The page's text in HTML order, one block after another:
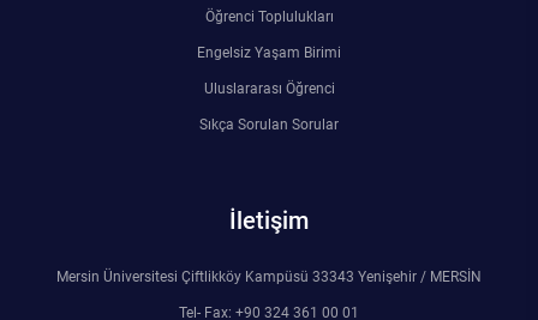
Öğrenci Toplulukları
Engelsiz Yaşam Birimi
Uluslararası Öğrenci
Sıkça Sorulan Sorular
İletişim
Mersin Üniversitesi Çiftlikköy Kampüsü 33343 Yenişehir / MERSİN
Tel- Fax: +90 324 361 00 01